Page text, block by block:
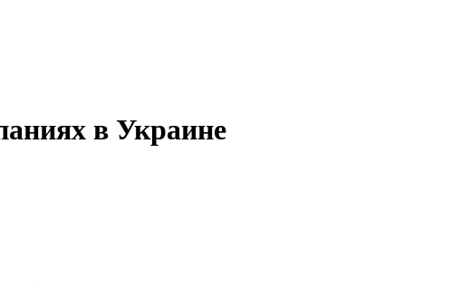
в Украине